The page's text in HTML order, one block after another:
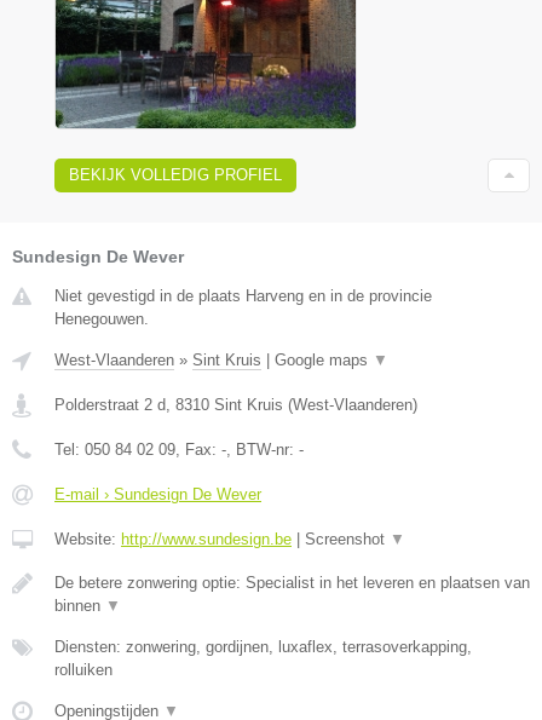
BEKIJK VOLLEDIG PROFIEL
Sundesign De Wever
Niet gevestigd in de plaats Harveng en in de provincie
Henegouwen.
West-Vlaanderen » Sint Kruis Google maps ▼
Polderstraat 2 d, 8310 Sint Kruis (West-Vlaanderen)
Tel: 050 84 02 09, Fax: -, BTW-nr: -
E-mail › Sundesign De Wever
Website: http://www.sundesign.be Screenshot ▼
De betere zonwering optie: Specialist in het leveren en plaatsen van
binnen ▼
Diensten: zonwering, gordijnen, luxaflex, terrasoverkapping,
rolluiken
Openingstijden ▼